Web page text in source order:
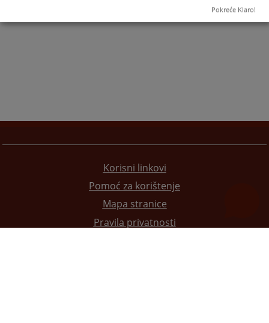
Korisni linkovi
Pomoć za korištenje
Mapa stranice
Pravila privatnosti
Pokreće Klaro!